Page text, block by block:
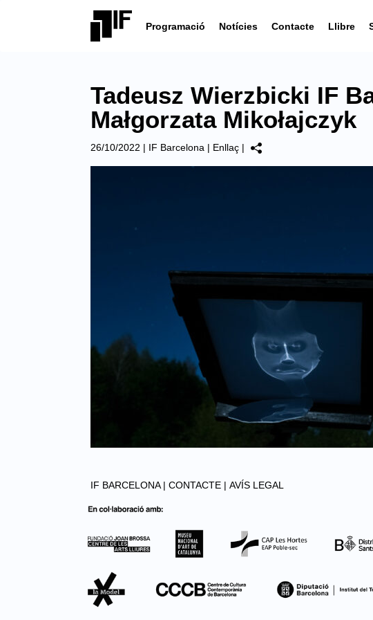
Programació Notícies Contacte Llibre
Tadeusz Wierzbicki IF
Małgorzata Mikołajczyk
26/10/2022 | IF Barcelona | Enllaç |
IF BARCELONA | CONTACTE | AVÍS LEGAL